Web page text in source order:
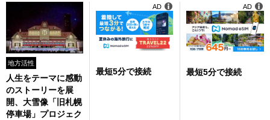
地方活性
人生をテーマに感動
のストーリーを展
開、大雪像「旧札幌
停車場」プロジェク
最短5分で接続
AD
最短5分で接続
AD